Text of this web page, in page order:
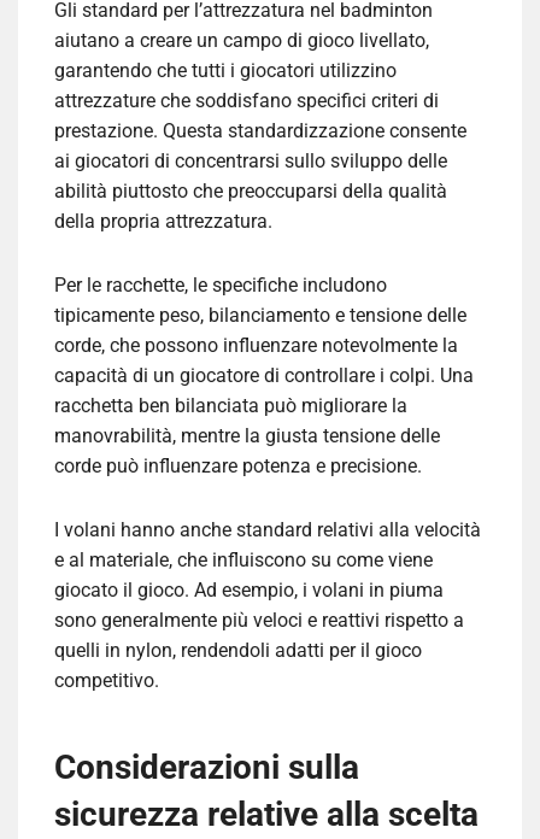
Gli standard per l’attrezzatura nel badminton
aiutano a creare un campo di gioco livellato,
garantendo che tutti i giocatori utilizzino
attrezzature che soddisfano specifici criteri di
prestazione. Questa standardizzazione consente
ai giocatori di concentrarsi sullo sviluppo delle
abilità piuttosto che preoccuparsi della qualità
della propria attrezzatura.
Per le racchette, le specifiche includono
tipicamente peso, bilanciamento e tensione delle
corde, che possono influenzare notevolmente la
capacità di un giocatore di controllare i colpi. Una
racchetta ben bilanciata può migliorare la
manovrabilità, mentre la giusta tensione delle
corde può influenzare potenza e precisione.
I volani hanno anche standard relativi alla velocità
e al materiale, che influiscono su come viene
giocato il gioco. Ad esempio, i volani in piuma
sono generalmente più veloci e reattivi rispetto a
quelli in nylon, rendendoli adatti per il gioco
competitivo.
Considerazioni sulla
sicurezza relative alla scelta